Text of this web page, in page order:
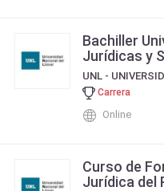
Bachiller
Jurídicas y
Carrera
Online
Curso de
Jurídica del